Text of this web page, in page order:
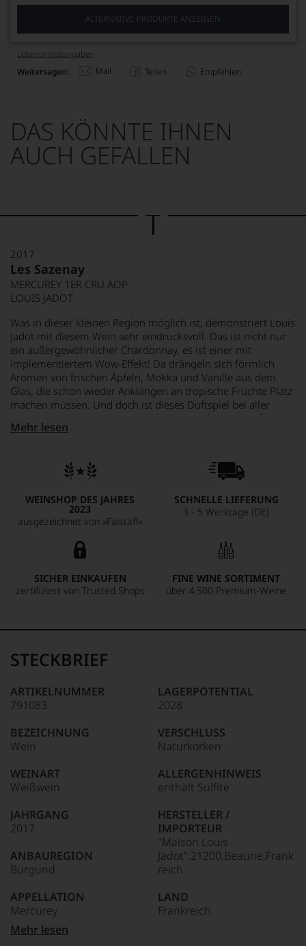
ALTERNATIVE PRODUKTE ANZEIGEN
Lebensmittel­angaben
Weitersagen: Mail Teilen Empfehlen
DAS KÖNNTE IHNEN
AUCH GEFALLEN
2017
Les Sazenay
MERCUREY 1ER CRU AOP
LOUIS JADOT
Was in dieser kleinen Region möglich ist, demonstriert Louis
Jadot mit diesem Wein sehr eindrucksvoll. Das ist nicht nur
ein außergewöhnlicher Chardonnay, es ist einer mit
implementiertem Wow-Effekt! Da drängeln sich förmlich
Aromen von frischen Äpfeln, Mokka und Vanille aus dem
Glas, die schon wieder Anklängen an tropische Früchte Platz
machen müssen. Und doch ist dieses Duftspiel bei aller
wunderbar integrierten Säurenerv stehen auch am Gaumen
Ein spannender Chardonnay, absolut beeindruckend, vom
Duft über den Geschmack bis zum Preis. Denn anderswo
Mehr lesen
WEINSHOP DES JAHRES
2023
ausgezeichnet von »Falstaff«
SCHNELLE LIEFERUNG
3 - 5 Werktage (DE)
SICHER EINKAUFEN
zertifiziert von Trusted Shops
FINE WINE SORTIMENT
über 4.500 Premium-Weine
STECKBRIEF
ARTIKELNUMMER
791083
BEZEICHNUNG
Wein
WEINART
Weißwein
JAHRGANG
2017
ANBAUREGION
Burgund
APPELLATION
Mercurey
REBSORTEN
LAGERPOTENTIAL
2028
VERSCHLUSS
Naturkorken
ALLERGENHINWEIS
enthält Sulfite
HERSTELLER /
IMPORTEUR
"Maison Louis
Jadot",21200,Beaune,Frank
reich
LAND
Frankreich
Mehr lesen